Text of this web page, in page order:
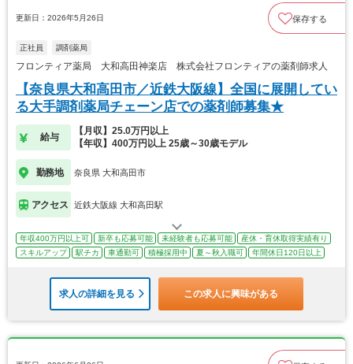
更新日：2026年5月26日 保存する
正社員 調剤薬局
フロンティア薬局 大和高田神楽店 株式会社フロンティアの薬剤師求人
【奈良県大和高田市／近鉄大阪線】全国に展開してい
る大手調剤薬局チェーン店での薬剤師募集★
給与
【月収】25.0万円以上
【年収】400万円以上 25歳～30歳モデル
勤務地 奈良県 大和高田市
アクセス 近鉄大阪線 大和高田駅
年収400万円以上可 新卒も応募可能 未経験者も応募可能
産休・育休取得実績有り
スキルアップ
駅チカ 車通勤可 積極採用中 夏～秋入職可 年間休日120日以上
求人の詳細を見る この求人に興味がある